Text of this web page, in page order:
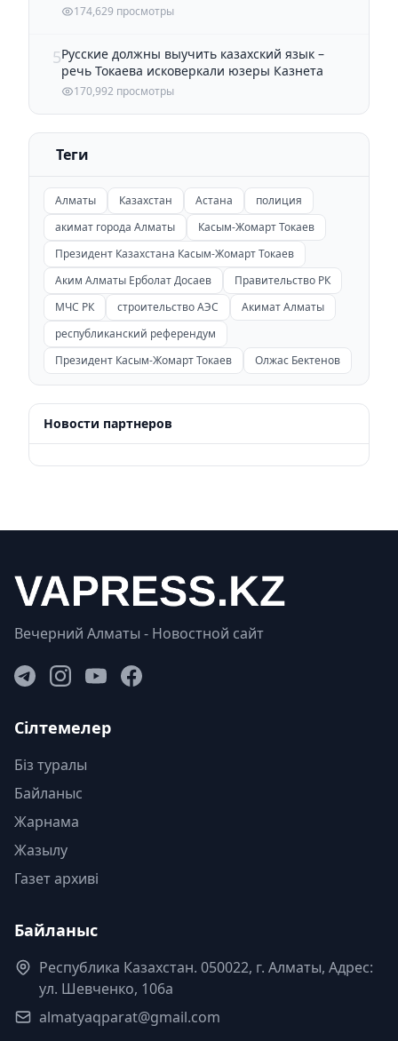
174,629 просмотры
5Русские должны выучить казахский язык –
речь Токаева исковеркали юзеры Казнета
170,992 просмотры
Теги
Алматы Казахстан Астана
полиция
акимат города Алматы
Касым-Жомарт Токаев
Президент Казахстана Касым-Жомарт Токаев
Аким Алматы Ерболат Досаев
Правительство РК
МЧС РК
строительство АЭС
Акимат Алматы
республиканский референдум
Президент Касым-Жомарт Токаев
Олжас Бектенов
Новости партнеров
Вечерний Алматы - Новостной сайт
Сілтемелер
Біз туралы
Байланыс
Жарнама
Жазылу
Газет архиві
Байланыс
Республика Казахстан. 050022, г. Алматы, Адрес:
ул. Шевченко, 106а
almatyaqparat@gmail.com